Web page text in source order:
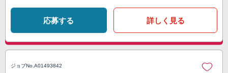
応募する 詳しく見る
ジョブNo. A01493842